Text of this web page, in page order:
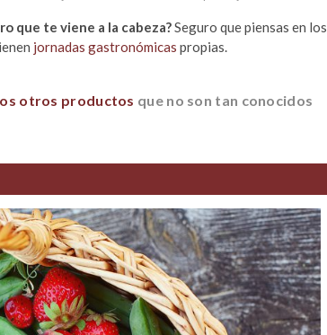
que te viene a la cabeza?Seguro que piensas en los
jornadas gastronómicas propias.
otros productos que no son tan conocidos